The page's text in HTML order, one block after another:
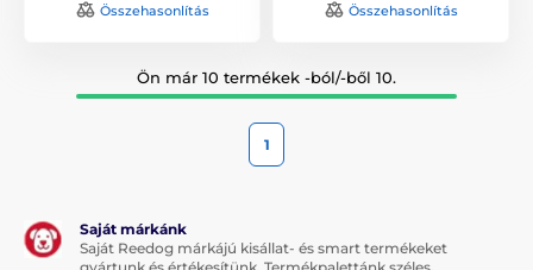
Összehasonlítás Összehasonlítás
Ön már 10 termékek -ból/-ből 10.
1
Saját márkánk
Saját Reedog márkájú kisállat- és smart termékeket